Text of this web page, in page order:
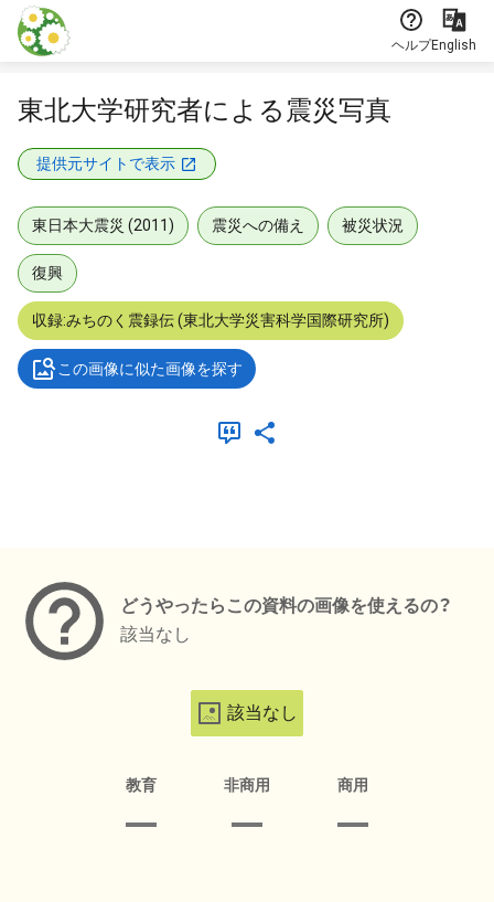
本文に飛ぶ
ヘルプEnglish
東北大学研究者による震災写真
提供元サイトで表示
東日本大震災 (2011) 震災への備え 被災状況
復興
収録:みちのく震録伝 (東北大学災害科学国際研究所)
この画像に似た画像を探す
どうやったらこの資料の画像を使えるの？
該当なし
該当なし
教育 非商用 商用